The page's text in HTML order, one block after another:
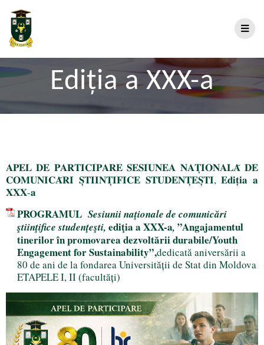
Ediția a XXX-a
𝐀𝐏𝐄𝐋 𝐃𝐄 𝐏𝐀𝐑𝐓𝐈𝐂𝐈𝐏𝐀𝐑𝐄 𝐒𝐄𝐒𝐈𝐔𝐍𝐄𝐀 𝐍𝐀𝐓̦𝐈𝐎𝐍𝐀𝐋𝐀̆ 𝐃𝐄
𝐂𝐎𝐌𝐔𝐍𝐈𝐂𝐀̆𝐑𝐈 𝐒̦𝐓𝐈𝐈𝐍𝐓̦𝐈𝐅𝐈𝐂𝐄 𝐒𝐓𝐔𝐃𝐄𝐍𝐓̦𝐄𝐒̦𝐓𝐈, 𝐄𝐝𝐢𝐭̦𝐢𝐚 𝐚
𝐗𝐗𝐗-𝐚
PROGRAMUL Sesiunii naţionale de comunicări
ştiinţifice studenţeşti, ediţia a XXX-a, ”Angajamentul
tinerilor în promovarea dezvoltării durabile/Youth
Engagement for Sustainability”,dedicată aniversării a
80 de ani de la fondarea Universității de Stat din Moldova
ETAPELE I, II (facultăți)